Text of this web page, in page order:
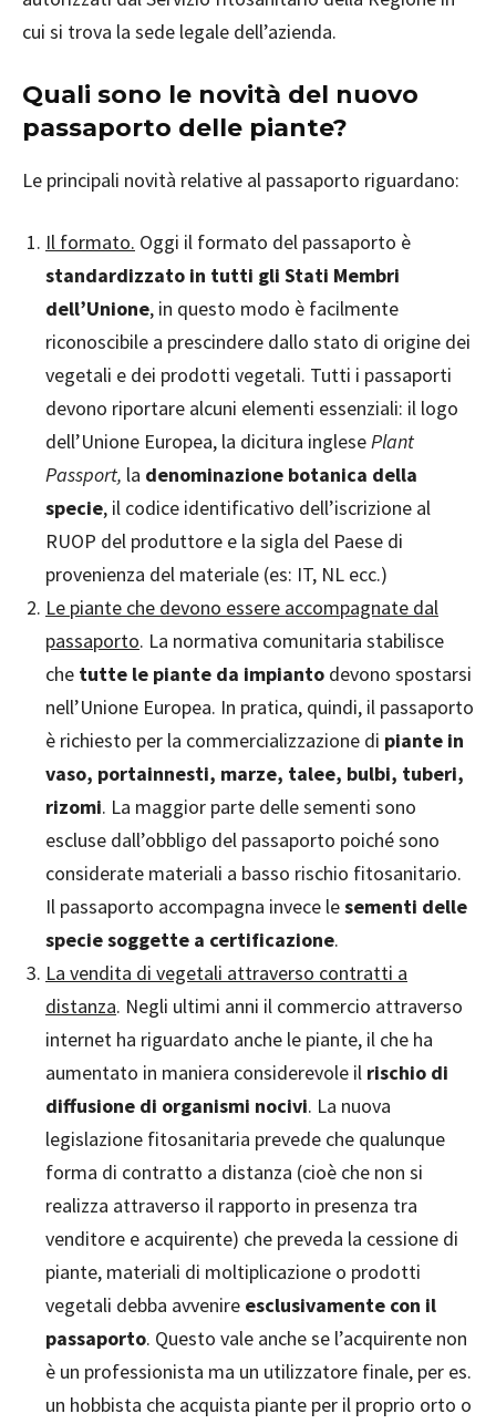
cui si trova la sede legale dell’azienda.
Quali sono le novità del nuovo
passaporto delle piante?
Le principali novità relative al passaporto riguardano:
Il formato. Oggi il formato del passaporto è
standardizzato in tutti gli Stati Membri
dell’Unione, in questo modo è facilmente
riconoscibile a prescindere dallo stato di origine dei
vegetali e dei prodotti vegetali. Tutti i passaporti
devono riportare alcuni elementi essenziali: il logo
dell’Unione Europea, la dicitura inglesePlant
Passport, la denominazione botanica della
specie, il codice identificativo dell’iscrizione al
RUOP del produttore e la sigla del Paese di
provenienza del materiale (es: IT, NL ecc.)
Le piante che devono essere accompagnate dal
passaporto. La normativa comunitaria stabilisce
che tutte le piante da impianto devono spostarsi
nell’Unione Europea. In pratica, quindi, il passaporto
è richiesto per la commercializzazione di piante in
vaso, portainnesti, marze, talee, bulbi, tuberi,
rizomi. La maggior parte delle sementi sono
escluse dall’obbligo del passaporto poiché sono
considerate materiali a basso rischio fitosanitario.
Il passaporto accompagna invece lesementi delle
specie soggette a certificazione.
La vendita di vegetali attraverso contratti a
distanza. Negli ultimi anni il commercio attraverso
internet ha riguardato anche le piante, il che ha
aumentato in maniera considerevole il rischio di
diffusione di organismi nocivi. La nuova
legislazione fitosanitaria prevede che qualunque
forma di contratto a distanza (cioè che non si
realizza attraverso il rapporto in presenza tra
venditore e acquirente) che preveda la cessione di
piante, materiali di moltiplicazione o prodotti
vegetali debba avvenire esclusivamente con il
passaporto. Questo vale anche se l’acquirente non
è un professionista ma un utilizzatore finale, per es.
un hobbista che acquista piante per il proprio orto o